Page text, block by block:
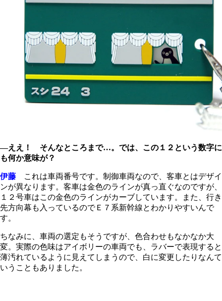
―ええ！ そんなところまで…。では、この１２という数字に
も何か意味が？
伊藤 これは車両番号です。制御車両なので、客車とはデザイ
ンが異なります。客車は金色のラインが真っ直ぐなのですが、
１２号車はこの金色のラインがカーブしています。また、行き
先方向幕も入っているのでＥ７系新幹線とわかりやすいんで
す。
ちなみに、車両の選定もそうですが、色合わせもなかなか大
変。実際の色味はアイボリーの車両でも、ラバーで表現すると
薄汚れているように見えてしまうので、白に変更したりなんて
いうこともありました。